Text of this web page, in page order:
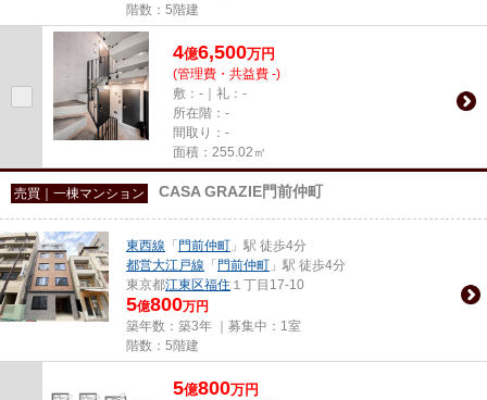
階数：5階建
4億6,500万円
(管理費・共益費 -)
敷：-｜礼：-
所在階：-
間取り：-
面積：255.02㎡
売買｜一棟マンション CASA GRAZIE門前仲町
東西線 「 門前仲町 」駅 徒歩4分
都営大江戸線 「 門前仲町 」駅 徒歩4分
東京都江東区福住 １丁目17-10
5億800万円
築年数：築3年 ｜募集中： 1室
階数：5階建
5億800万円